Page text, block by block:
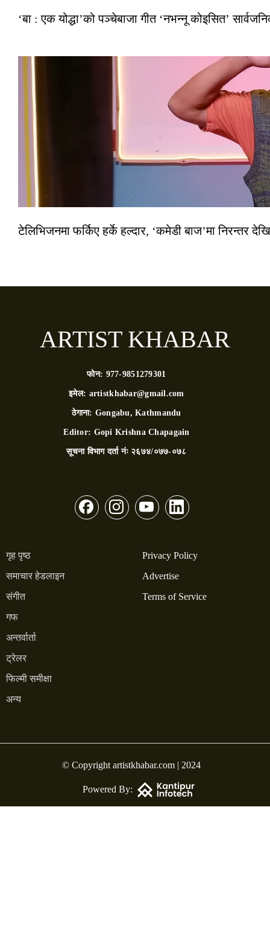
‘बा : एक योद्धा’को पञ्चेबाजा गीत ‘नभन्नू कोइसित’
टेलिभिजनमा फर्किए हर्के हल्दार, ‘कमेडी बाज’मा निरन्तर
ARTIST KHABAR
फोन: 977-9851279301
इमेल: artistkhabar@gmail.com
ठेगाना: Gongabu, Kathmandu
Editor: Gopi Krishna Chapagain
सूचना विभाग दर्ता नंः २६७४/०७७-०७८
गृह पृष्ठ
समाचार हेडलाइन
संगीत
गफ
अन्तर्वार्ता
ट्रेलर
फिल्मी समीक्षा
अन्य
Privacy Policy
Advertise
Terms of Service
© Copyright artistkhabar.com | 2024
Powered By: